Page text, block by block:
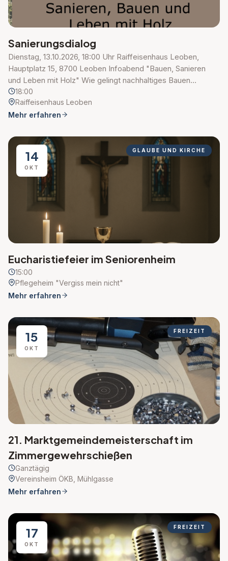
Sanierungsdialog
Dienstag, 13.10.2026, 18:00 Uhr Raiffeisenhaus Leoben,
Hauptplatz 15, 8700 Leoben Infoabend "Bauen, Sanieren
und Leben mit Holz" Wie gelingt nachhaltiges Bauen…
18:00
Raiffeisenhaus Leoben
Mehr erfahren
14
OKT
GLAUBE UND KIRCHE
Eucharistiefeier im Seniorenheim
15:00
Pflegeheim "Vergiss mein nicht"
Mehr erfahren
15
OKT
FREIZEIT
21. Marktgemeindemeisterschaft im
Zimmergewehrschießen
Ganztägig
Vereinsheim ÖKB, Mühlgasse
Mehr erfahren
17
OKT
FREIZEIT